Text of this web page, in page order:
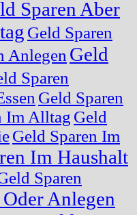
Sparen Aber
Geld Sparen
Anlegen Geld
Sparen
Geld Sparen
Im Alltag Geld
Geld Sparen Im
Im Haushalt
Sparen
Anlegen